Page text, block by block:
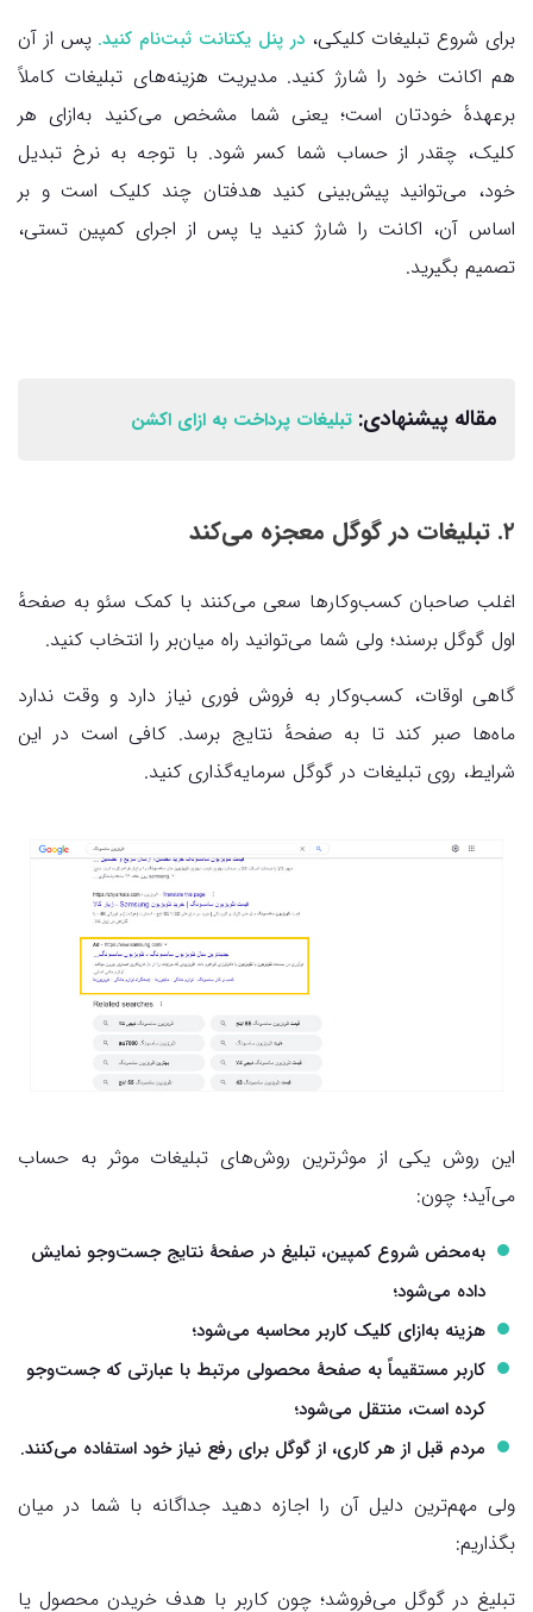
برای شروع تبلیغات کلیکی،در پنل یکتانت ثبت‌نام کنید. پس از آن
هم اکانت خود را شارژ کنید. مدیریت هزینه‌های تبلیغات کاملاً
برعهدهٔ خودتان است؛ یعنی شما مشخص می‌کنید به‌ازای هر
کلیک، چقدر از حساب شما کسر شود. با توجه به نرخ تبدیل
خود، می‌توانید پیش‌بینی کنید هدفتان چند کلیک است و بر
اساس آن، اکانت را شارژ کنید یا پس از اجرای کمپین تستی،
تصمیم بگیرید.
مقاله پیشنهادی: تبلیغات پرداخت به ازای اکشن
۲. تبلیغات در گوگل معجزه می‌کند
اغلب صاحبان کسب‌وکارها سعی می‌کنند با کمک سئو به صفحهٔ
اول گوگل برسند؛ ولی شما می‌توانید راه میان‌بر را انتخاب کنید.
گاهی اوقات، کسب‌‌وکار به فروش فوری نیاز دارد و وقت ندارد
ماه‌ها صبر کند تا به صفحهٔ نتایج برسد. کافی است در این
شرایط، روی تبلیغات در گوگل سرمایه‌گذاری کنید.
این روش یکی از موثرترین روش‌های تبلیغات موثر به حساب
می‌آید؛ چون:
به‌محض شروع کمپین، تبلیغ در صفحهٔ نتایج جست‌وجو نمایش
داده می‌شود؛
هزینه به‌ازای کلیک کاربر محاسبه می‌شود؛
کاربر مستقیماً به صفحهٔ محصولی مرتبط با عبارتی که جست‌وجو
کرده است، منتقل می‌شود؛
مردم قبل از هر کاری، از گوگل برای رفع نیاز خود استفاده می‌کنند.
ولی مهم‌ترین دلیل آن را اجازه دهید جداگانه با شما در میان
بگذاریم:
تبلیغ در گوگل می‌فروشد؛ چون کاربر با هدف خریدن محصول یا